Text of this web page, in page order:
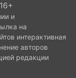
и
на
интерактивная
авторов
редакции